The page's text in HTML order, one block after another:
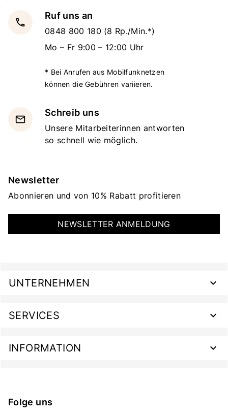
local_phone
Ruf uns an
0848 800 180 (8 Rp./Min.*)
Mo – Fr 9:00 – 12:00 Uhr
* Bei Anrufen aus Mobilfunknetzen
können die Gebühren variieren.
email
Schreib uns
Unsere Mitarbeiterinnen antworten
so schnell wie möglich.
Newsletter
Abonnieren und von 10% Rabatt profitieren
NEWSLETTER ANMELDUNG
UNTERNEHMEN
SERVICES
INFORMATION
Folge uns